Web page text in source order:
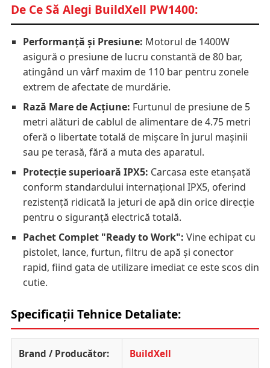
De Ce Să Alegi BuildXell PW1400:
Performanță și Presiune: Motorul de 1400W
asigură o presiune de lucru constantă de 80 bar,
atingând un vârf maxim de 110 bar pentru zonele
extrem de afectate de murdărie.
Rază Mare de Acțiune: Furtunul de presiune de 5
metri alături de cablul de alimentare de 4.75 metri
oferă o libertate totală de mișcare în jurul mașinii
sau pe terasă, fără a muta des aparatul.
Protecție superioară IPX5: Carcasa este etanșată
conform standardului internațional IPX5, oferind
rezistență ridicată la jeturi de apă din orice direcție
pentru o siguranță electrică totală.
Pachet Complet "Ready to Work": Vine echipat cu
pistolet, lance, furtun, filtru de apă și conector
rapid, fiind gata de utilizare imediat ce este scos din
cutie.
Specificații Tehnice Detaliate:
Brand / Producător: BuildXell